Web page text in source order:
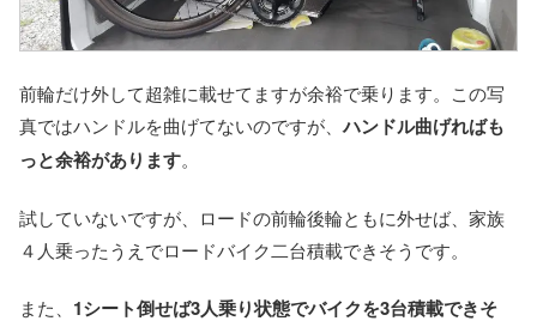
前輪だけ外して超雑に載せてますが余裕で乗ります。この写
真ではハンドルを曲げてないのですが、ハンドル曲げればも
っと余裕があります。
試していないですが、ロードの前輪後輪ともに外せば、家族
４人乗ったうえでロードバイク二台積載できそうです。
また、 1シート倒せば3人乗り状態でバイクを3台積載できそ